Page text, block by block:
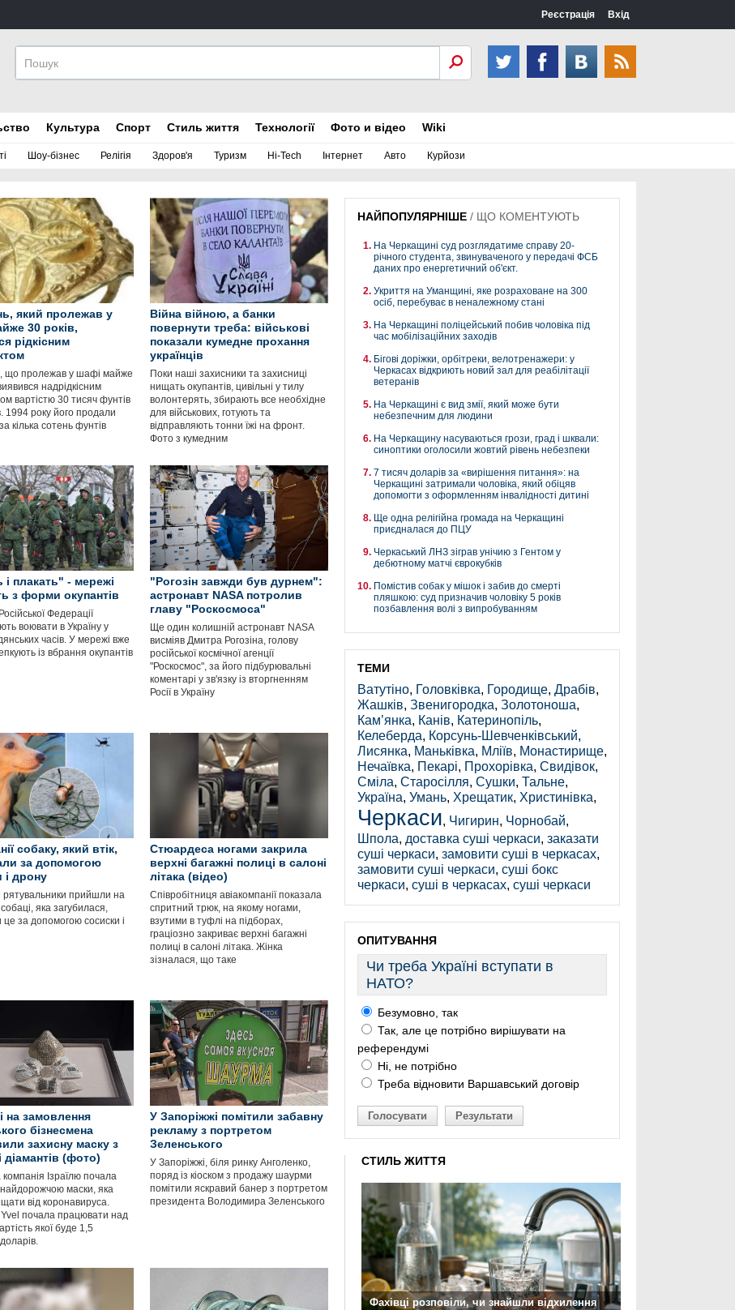
Реєстрація Вхід
Шоу-бізнес Релігія Здоров'я Туризм Hi-Tech Інтернет Авто Курйози
Культура Спорт Стиль життя Технології Фото и відео Wiki
який пролежав у
30 років,
рідкісним
що пролежав у шафі майже
надрідкісним
вартістю 30 тисяч фунтів
1994 року його продали
кілька сотень фунтів
Війна війною, а банки
повернути треба: військові
показали кумедне прохання
українців
Поки наші захисники та захисниці
нищать окупантів, цивільні у тилу
волонтерять, збирають все необхідне
для військових, готують та
відправляють тонни їжі на фронт.
Фото з кумедним
і плакать" - мережі
з форми окупантів
Федерації
воювати в Україну у
часів. У мережі вже
із вбрання окупантів
"Рогозін завжди був дурнем":
астронавт NASA потролив
главу "Роскосмоса"
Ще один колишній астронавт NASA
висміяв Дмитра Рогозіна, голову
російської космічної агенції
"Роскосмос", за його підбурювальні
коментарі у зв'язку із вторгненням
Росії в Україну
собаку, який втік,
за допомогою
і дрону
рятувальники прийшли на
яка загубилася,
за допомогою сосиски і
Стюардеса ногами закрила
верхні багажні полиці в салоні
літака (відео)
Співробітниця авіакомпанії показала
спритний трюк, на якому ногами,
взутими в туфлі на підборах,
граціозно закриває верхні багажні
полиці в салоні літака. Жінка
зізналася, що таке
на замовлення
бізнесмена
захисну маску з
діамантів (фото)
Ізраїлю почала
маски, яка
від коронавируса.
Yvel почала працювати над
якої буде 1,5
У Запоріжжі помітили забавну
рекламу з портретом
Зеленського
У Запоріжжі, біля ринку Анголенко,
поряд із кіоском з продажу шаурми
помітили яскравий банер з портретом
президента Володимира Зеленського
НАЙПОПУЛЯРНІШЕ / ЩО КОМЕНТУЮТЬ
На Черкащині суд розглядатиме справу 20-
річного студента, звинуваченого у передачі ФСБ
даних про енергетичний об'єкт.
Укриття на Уманщині, яке розраховане на 300
осіб, перебуває в неналежному стані
На Черкащині поліцейський побив чоловіка під
час мобілізаційних заходів
Бігові доріжки, орбітреки, велотренажери: у
Черкасах відкриють новий зал для реабілітації
ветеранів
На Черкащині є вид змії, який може бути
небезпечним для людини
На Черкащину насуваються грози, град і шквали:
синоптики оголосили жовтий рівень небезпеки
7 тисяч доларів за «вирішення питання»: на
Черкащині затримали чоловіка, який обіцяв
допомогти з оформленням інвалідності дитині
Ще одна релігійна громада на Черкащині
приєдналася до ПЦУ
Черкаський ЛНЗ зіграв унічию з Гентом у
дебютному матчі єврокубків
Помістив собак у мішок і забив до смерті
пляшкою: суд призначив чоловіку 5 років
позбавлення волі з випробуванням
ТЕМИ
Ватутіно, Головківка, Городище, Драбів,
Жашків, Звенигородка, Золотоноша,
Кам’янка, Канів, Катеринопіль,
Келеберда, Корсунь-Шевченківський,
Лисянка, Маньківка, Мліїв, Монастирище,
Нечаївка, Пекарі, Прохорівка, Свидівок,
Сміла, Старосілля, Сушки, Тальне,
Україна, Умань, Хрещатик, Христинівка,
Черкаси, Чигирин, Чорнобай,
Шпола, доставка суші черкаси, заказати
суші черкаси, замовити суші в черкасах,
замовити суші черкаси, суші бокс
черкаси, суші в черкасах, суші черкаси
ОПИТУВАННЯ
Чи треба Україні вступати в
НАТО?
Безумовно, так
Так, але це потрібно вирішувати на
референдумі
Ні, не потрібно
Треба відновити Варшавський договір
Голосувати Результати
СТИЛЬ ЖИТТЯ
Фахівці розповіли, чи знайшли відхилення